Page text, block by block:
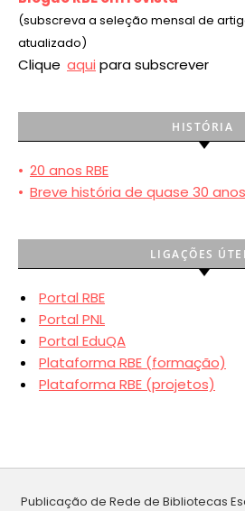
(subscreva a seleção mensal de
atualizado)
Clique aqui para subscrever
HISTÓRIA
• 20 anos RBE
• Breve história de quase 30 anos
LIGAÇÕES
Portal RBE
Portal PNL
Portal EduQA
Plataforma RBE (formação)
Plataforma RBE (projetos)
Publicação de Rede de Bibliotecas